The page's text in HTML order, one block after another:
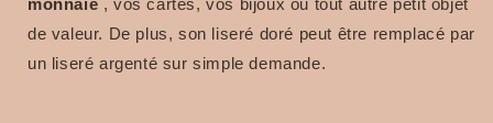
monnaie , vos cartes, vos bijoux ou tout autre petit objet
de valeur. De plus, son liseré doré peut être remplacé par
un liseré argenté sur simple demande.